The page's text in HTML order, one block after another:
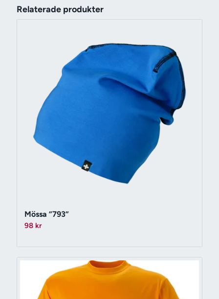
Relaterade produkter
Mössa ”793”
98 kr